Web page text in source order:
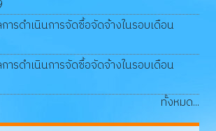
ารดำเนินการจัดซื้อจัดจ้างในรอบเดือน
ารดำเนินการจัดซื้อจัดจ้างในรอบเดือน
ทั้งหมด...